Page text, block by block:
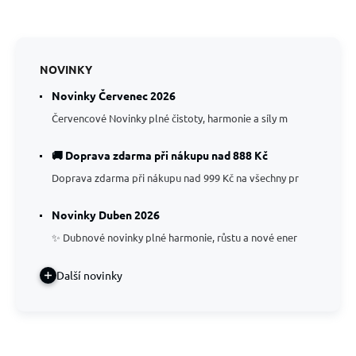
NOVINKY
Novinky Červenec 2026
Červencové Novinky plné čistoty, harmonie a síly m
🚚 Doprava zdarma při nákupu nad 888 Kč
Doprava zdarma při nákupu nad 999 Kč na všechny pr
Novinky Duben 2026
✨ Dubnové novinky plné harmonie, růstu a nové ener
Další novinky